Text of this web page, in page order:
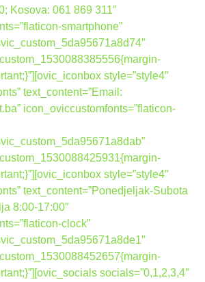
Kosova: 061 869 311″
smartphone”
style=”style4″
text_content=”Email:
icon_oviccustomfonts=”flaticon-
style=”style4″
text_content=”Ponedjeljak-Subota
8:00-17:00″
clock”
socials=”0,1,2,3,4″